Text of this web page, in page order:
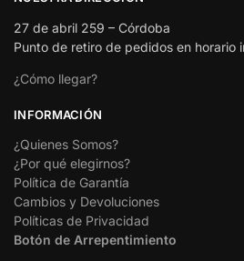
27 de abril 259 – Córdoba
Punto de retiro de pedidos en horario
¿Cómo llegar?
INFORMACIÓN
¿Quienes Somos?
¿Por qué elegirnos?
Política de Garantía
Cambios y Devoluciones
Políticas de Privacidad
Botón de Arrepentimiento